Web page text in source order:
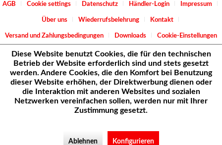
AGB Cookie settings Datenschutz Händler-Login Impressum
Über uns Wiederrufsbelehrung Kontakt
Versand und Zahlungsbedingungen Downloads Cookie-Einstellungen
Diese Website benutzt Cookies, die für den technischen
Betrieb der Website erforderlich sind und stets gesetzt
werden. Andere Cookies, die den Komfort bei Benutzung
dieser Website erhöhen, der Direktwerbung dienen oder
die Interaktion mit anderen Websites und sozialen
Netzwerken vereinfachen sollen, werden nur mit Ihrer
Zustimmung gesetzt.
Ablehnen Konfigurieren